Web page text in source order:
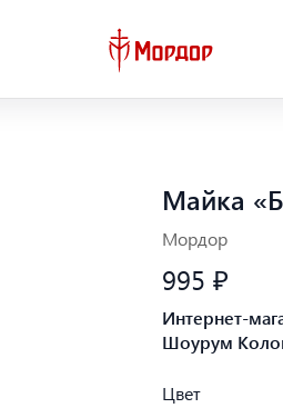
Майка
Мордор
995 ₽
Интернет-
Шоурум
Цвет